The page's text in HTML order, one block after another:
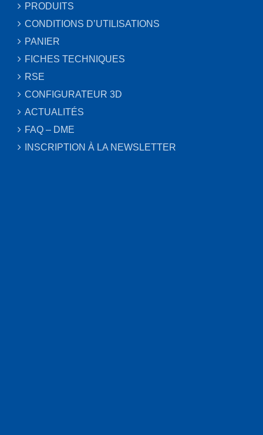
PRODUITS
CONDITIONS D’UTILISATIONS
PANIER
FICHES TECHNIQUES
RSE
CONFIGURATEUR 3D
ACTUALITÉS
FAQ – DME
INSCRIPTION À LA NEWSLETTER